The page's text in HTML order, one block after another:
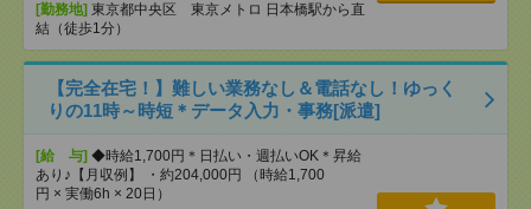
[勤務地] 東京都中央区 東京メトロ 日本橋駅から直
結（徒歩1分）
【完全在宅！】難しい業務なし＆電話なし！ゆっく
りの11時～時短＊データ入力・事務[派遣]
[給 与] ◆時給1,700円＊日払い・週払いOK＊昇給
あり♪【月収例】 ・約204,000円 （時給1,700
円 × 実働6h × 20日）